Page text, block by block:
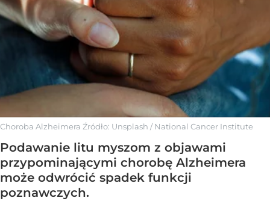
Choroba Alzheimera Źródło: Unsplash /National Cancer Institute
Podawanie litu myszom z objawami
przypominającymi chorobę Alzheimera
może odwrócić spadek funkcji
poznawczych.